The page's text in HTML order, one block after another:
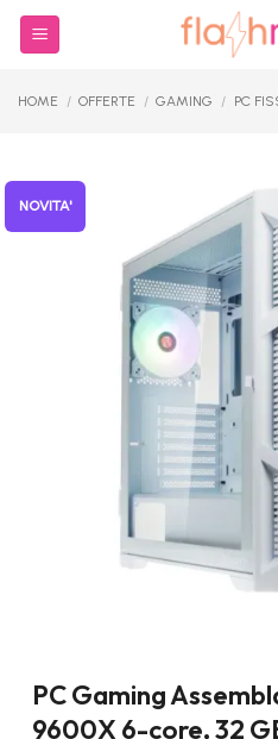
Salta
HOME / OFFERTE / GAMING / PC
NOVITA'
PC Gaming
9600X 6-core, 32